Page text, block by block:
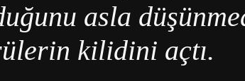
asla
kilidini açtı.